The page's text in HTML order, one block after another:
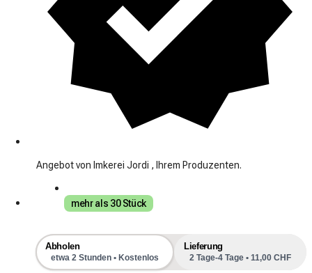
Angebot von Imkerei Jordi , Ihrem Produzenten.
mehr als 30 Stück
Abholen
etwa 2 Stunden • Kostenlos
Lieferung
2 Tage-4 Tage • 11,00 CHF